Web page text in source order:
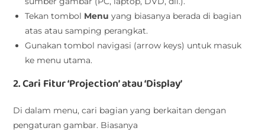
Tekan tombol Menu yang biasanya berada di bagian
atas atau samping perangkat.
Gunakan tombol navigasi (arrow keys) untuk masuk
ke menu utama.
2. Cari Fitur ‘Projection’ atau ‘Display’
Di dalam menu, cari bagian yang berkaitan dengan
pengaturan gambar. Biasanya